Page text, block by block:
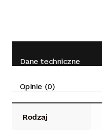
Dane techniczne
Opinie (0)
Rodzaj